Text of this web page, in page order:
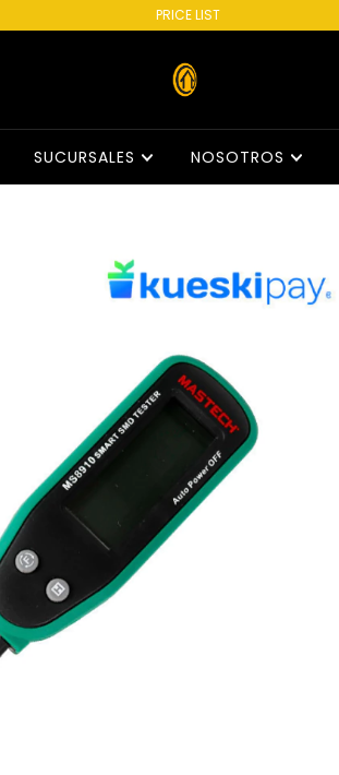
PRICE LIST
SUCURSALES NOSOTROS